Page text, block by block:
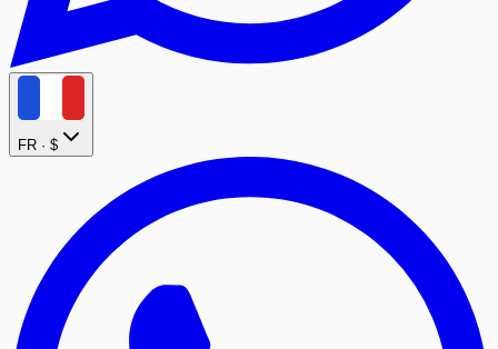
FR · $